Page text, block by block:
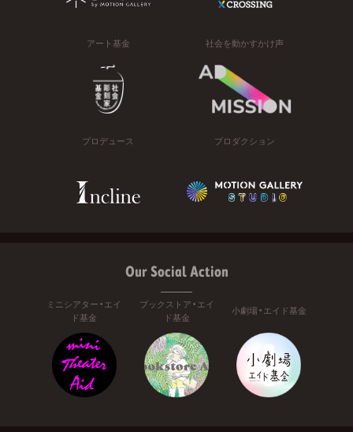
アート基金 社会を動かすかけ声
プロデュース プロダクション
Our Social Action
ミニシアター・エイ
ド基金
ブックストア・エイ
ド基金
小劇場・エイド基金